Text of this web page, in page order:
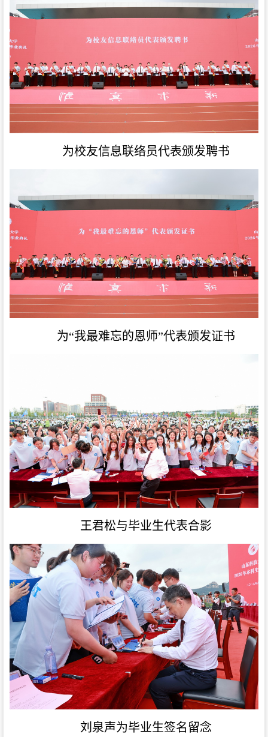
为校友信息联络员代表颁发聘书
为“我最难忘的恩师”代表颁发证书
王君松与毕业生代表合影
刘泉声为毕业生签名留念